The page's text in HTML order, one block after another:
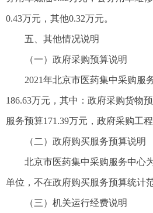
0.43万元，其他0.32万元。
五、其他情况说明
（一）政府采购预算说明
2021年北京市医药集中采购服
186.63万元，其中：政府采购货物
服务预算171.39万元，政府采购工程
（二）政府购买服务预算说明
北京市医药集中采购服务中心
单位，不在政府购买服务预算统计
（三）机关运行经费说明